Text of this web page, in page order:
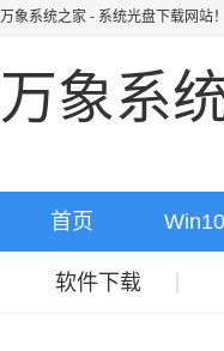
万象系统之家 - 系统光盘下载网站！
万象系
首页
软件下载